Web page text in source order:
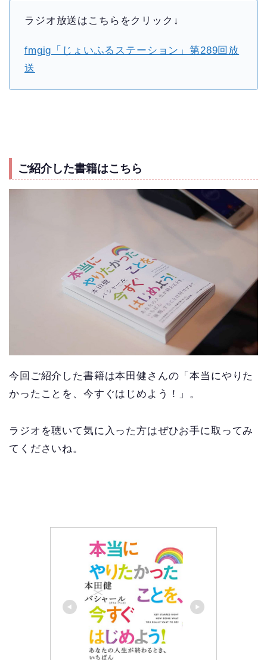
ラジオ放送はこちらをクリック↓
fmgig「じょいふるステーション」第289回放
送
ご紹介した書籍はこちら
今回ご紹介した書籍は本田健さんの「本当にやりた
かったことを、今すぐはじめよう！」。
ラジオを聴いて気に入った方はぜひお手に取ってみ
てくださいね。